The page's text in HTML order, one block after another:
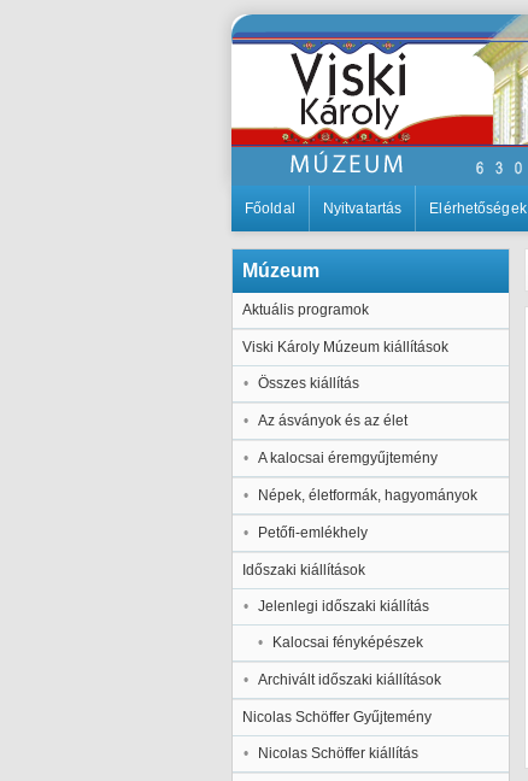
Főoldal Nyitvatartás Elérhetőségek
Múzeum
Aktuális programok
Viski Károly Múzeum kiállítások
Összes kiállítás
Az ásványok és az élet
A kalocsai éremgyűjtemény
Népek, életformák, hagyományok
Petőfi-emlékhely
Időszaki kiállítások
Jelenlegi időszaki kiállítás
Kalocsai fényképészek
Archivált időszaki kiállítások
Nicolas Schöffer Gyűjtemény
Nicolas Schöffer kiállítás